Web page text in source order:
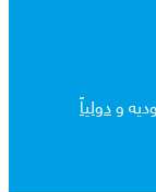
ودولياً